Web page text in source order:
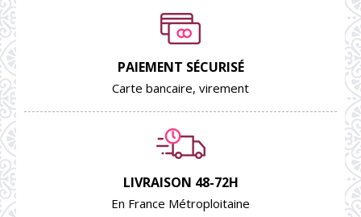
PAIEMENT SÉCURISÉ
Carte bancaire, virement
LIVRAISON 48-72H
En France Métroploitaine